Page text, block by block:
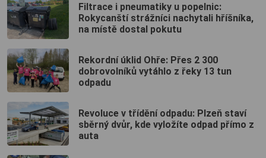
Filtrace i pneumatiky u popelnic:
Rokycanští strážníci nachytali hříšníka,
na místě dostal pokutu
Rekordní úklid Ohře: Přes 2 300
dobrovolníků vytáhlo z řeky 13 tun
odpadu
Revoluce v třídění odpadu: Plzeň staví
sběrný dvůr, kde vyložíte odpad přímo z
auta